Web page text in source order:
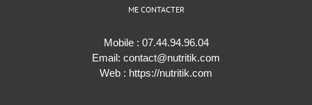
ME CONTACTER
Mobile : 07.44.94.96.04
Email: contact@nutritik.com
Web : https://nutritik.com